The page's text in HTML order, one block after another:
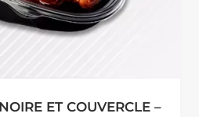
ET COUVERCLE –